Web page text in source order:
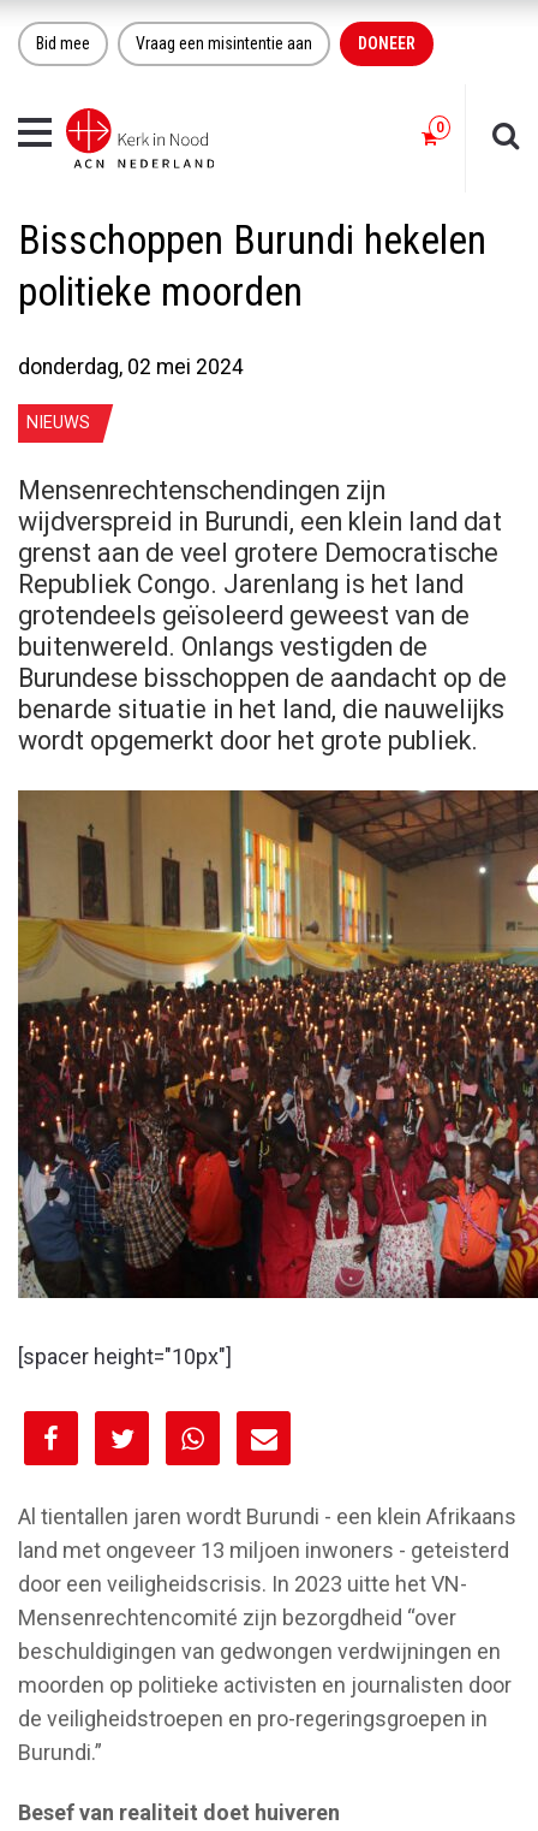
Bid mee Vraag een misintentie aan DONEER
Toggle
navigation
Bisschoppen Burundi hekelen
politieke moorden
donderdag, 02 mei 2024
NIEUWS
Mensenrechtenschendingen zijn
wijdverspreid in Burundi, een klein land dat
grenst aan de veel grotere Democratische
Republiek Congo. Jarenlang is het land
grotendeels geïsoleerd geweest van de
buitenwereld. Onlangs vestigden de
Burundese bisschoppen de aandacht op de
benarde situatie in het land, die nauwelijks
wordt opgemerkt door het grote publiek.
[spacer height="10px"]
[spacer height="10px"]
Al tientallen jaren wordt Burundi - een klein Afrikaans
land met ongeveer 13 miljoen inwoners - geteisterd
door een veiligheidscrisis. In 2023 uitte het VN-
Mensenrechtencomité zijn bezorgdheid “over
beschuldigingen van gedwongen verdwijningen en
moorden op politieke activisten en journalisten door
de veiligheidstroepen en pro-regeringsgroepen in
Burundi.”
Besef van realiteit doet huiveren